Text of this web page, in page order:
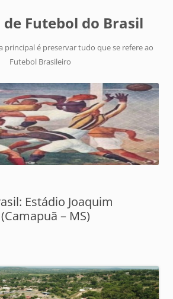
Futebol do Brasil
principal é preservar tudo que se refere ao
Futebol Brasileiro
Estádio Joaquim
– MS)